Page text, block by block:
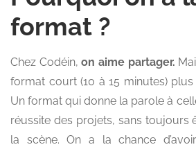
format ?
Chez Codéin,on aime partager.
format court (10 à 15 minutes)
Un format qui donne la parole à
réussite des projets, sans toujours
la scène. On a la chance